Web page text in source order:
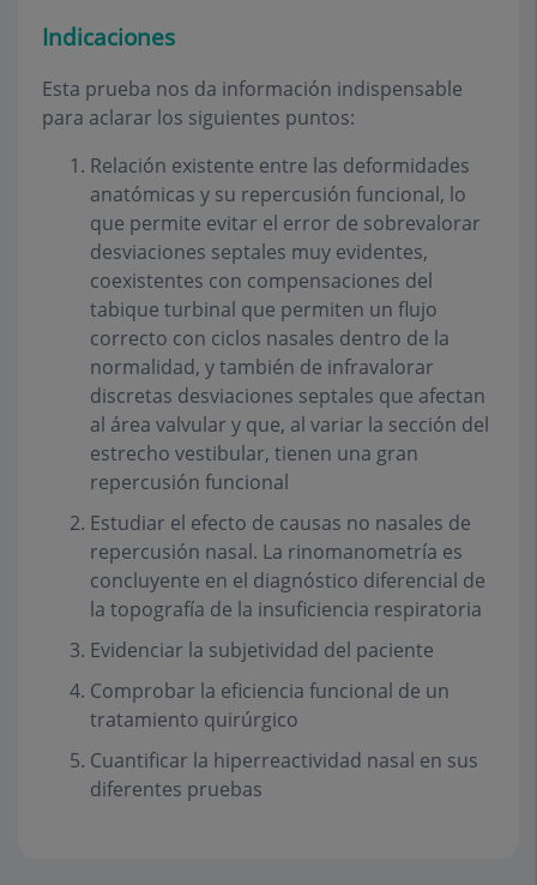
Indicaciones
Esta prueba nos da información indispensable
para aclarar los siguientes puntos:
Relación existente entre las deformidades
anatómicas y su repercusión funcional, lo
que permite evitar el error de sobrevalorar
desviaciones septales muy evidentes,
coexistentes con compensaciones del
tabique turbinal que permiten un flujo
correcto con ciclos nasales dentro de la
normalidad, y también de infravalorar
discretas desviaciones septales que afectan
al área valvular y que, al variar la sección del
estrecho vestibular, tienen una gran
repercusión funcional
Estudiar el efecto de causas no nasales de
repercusión nasal. La rinomanometría es
concluyente en el diagnóstico diferencial de
la topografía de la insuficiencia respiratoria
Evidenciar la subjetividad del paciente
Comprobar la eficiencia funcional de un
tratamiento quirúrgico
Cuantificar la hiperreactividad nasal en sus
diferentes pruebas